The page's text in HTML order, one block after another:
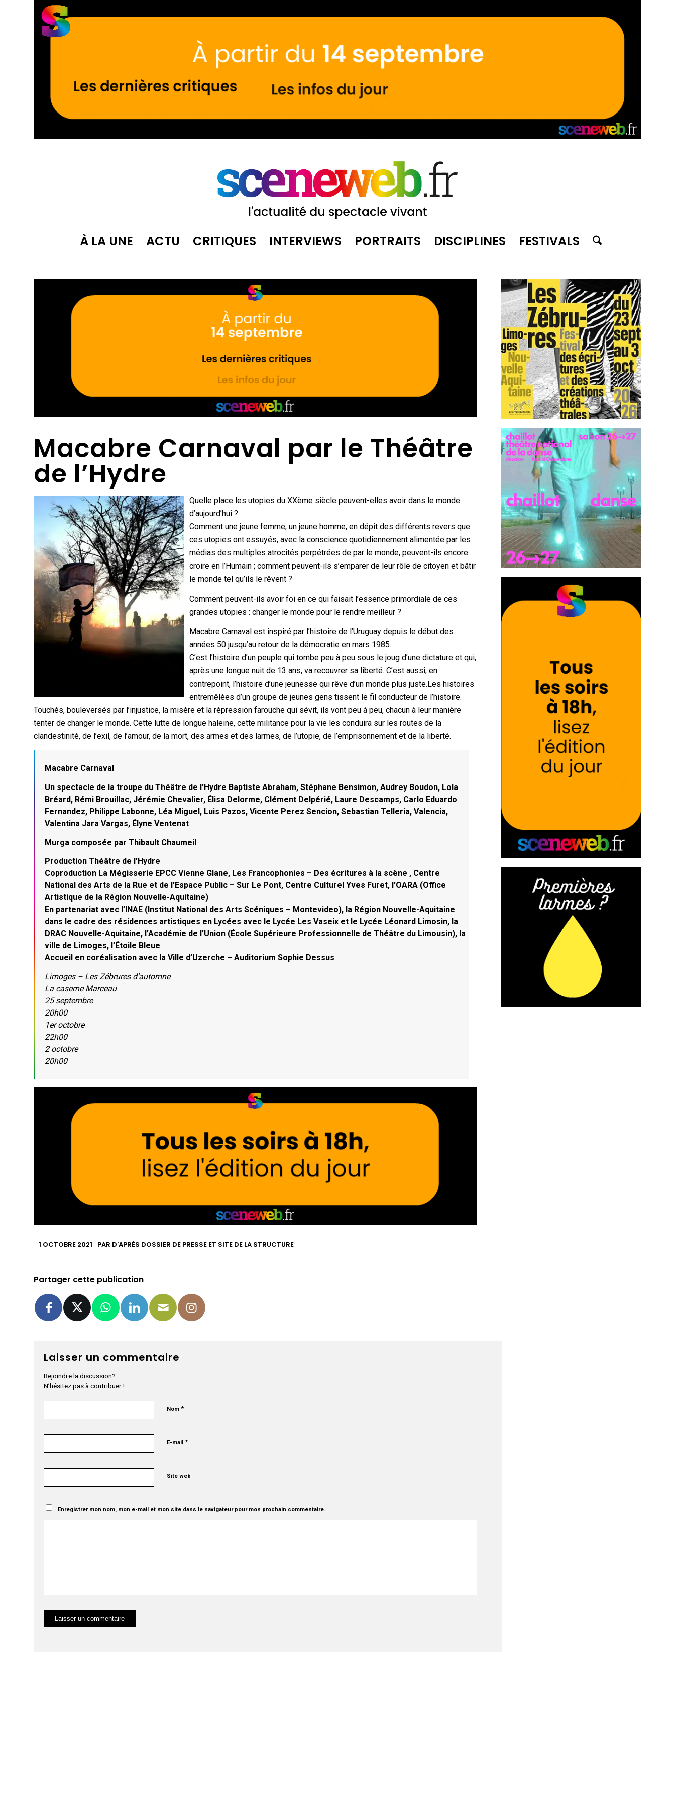
À LA UNE ACTU CRITIQUES INTERVIEWS PORTRAITS DISCIPLINES FESTIVALS
Macabre Carnaval par le Théâtre
de l’Hydre
Quelle place les utopies du XXème siècle peuvent-elles avoir dans le monde
d’aujourd’hui ?
Comment une jeune femme, un jeune homme, en dépit des différents revers que
ces utopies ont essuyés, avec la conscience quotidiennement alimentée par les
médias des multiples atrocités perpétrées de par le monde, peuvent-ils encore
croire en l’Humain ; comment peuvent-ils s’emparer de leur rôle de citoyen et bâtir
le monde tel qu’ils le rêvent ?
Comment peuvent-ils avoir foi en ce qui faisait l’essence primordiale de ces
grandes utopies : changer le monde pour le rendre meilleur ?
Macabre Carnaval est inspiré par l’histoire de l’Uruguay depuis le début des
années 50 jusqu’au retour de la démocratie en mars 1985.
C’est l’histoire d’un peuple qui tombe peu à peu sous le joug d’une dictature et qui,
après une longue nuit de 13 ans, va recouvrer sa liberté. C’est aussi, en
contrepoint, l’histoire d’une jeunesse qui rêve d’un monde plus juste.Les histoires
entremêlées d’un groupe de jeunes gens tissent le fil conducteur de l’histoire.
Touchés, bouleversés par l’injustice, la misère et la répression farouche qui sévit, ils vont peu à peu, chacun à leur manière
tenter de changer le monde. Cette lutte de longue haleine, cette militance pour la vie les conduira sur les routes de la
clandestinité, de l’exil, de l’amour, de la mort, des armes et des larmes, de l’utopie, de l’emprisonnement et de la liberté.
Macabre Carnaval
Un spectacle de la troupe du Théâtre de l’Hydre Baptiste Abraham, Stéphane Bensimon, Audrey Boudon, Lola
Bréard, Rémi Brouillac, Jérémie Chevalier, Élisa Delorme, Clément Delpérié, Laure Descamps, Carlo Eduardo
Fernandez, Philippe Labonne, Léa Miguel, Luis Pazos, Vicente Perez Sencion, Sebastian Telleria, Valencia,
Valentina Jara Vargas, Élyne Ventenat
Murga composée par Thibault Chaumeil
Production Théâtre de l’Hydre
Coproduction La Mégisserie EPCC Vienne Glane, Les Francophonies – Des écritures à la scène , Centre
National des Arts de la Rue et de l’Espace Public – Sur Le Pont, Centre Culturel Yves Furet, l’OARA (Office
Artistique de la Région Nouvelle-Aquitaine)
En partenariat avec l’INAE (Institut National des Arts Scéniques – Montevideo), la Région Nouvelle-Aquitaine
dans le cadre des résidences artistiques en Lycées avec le Lycée Les Vaseix et le Lycée Léonard Limosin, la
DRAC Nouvelle-Aquitaine, l’Académie de l’Union (École Supérieure Professionnelle de Théâtre du Limousin), la
ville de Limoges, l’Étoile Bleue
Accueil en coréalisation avec la Ville d’Uzerche – Auditorium Sophie Dessus
Limoges – Les Zébrures d’automne
La caserne Marceau
25 septembre
20h00
1er octobre
22h00
2 octobre
20h00
1 OCTOBRE 2021 PAR D'APRÈS DOSSIER DE PRESSE ET SITE DE LA STRUCTURE
Partager cette publication
Laisser un commentaire
Rejoindre la discussion?
N’hésitez pas à contribuer !
Nom*
E-mail*
Site web
Enregistrer mon nom, mon e-mail et mon site dans le navigateur pour mon prochain commentaire.